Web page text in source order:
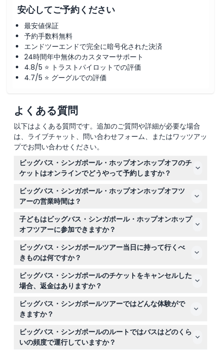
安心してご予約ください
最安値保証
予約手数料無料
エンドツーエンドで完全に暗号化された決済
24時間年中無休のカスタマーサポート
4.8/5 ⭐ トラストパイロットでの評価
4.7/5 ⭐ グーグルでの評価
よくある質問
以下はよくある質問です。追加のご質問や詳細が必要な場合
は、ライブチャット、問い合わせフォーム、またはワッツアッ
プでお問い合わせください。
ビッグバス・シンガポール・ホップオンホップオフのチ
ケットはオンラインでどうやって予約しますか？
このウェブサイトで簡単にチケットをオンライン予約でき
ます。希望のチケットタイプと日付を選択し、安全なチェ
ックアウトを完了して予約を確定してください。
ビッグバス・シンガポール・ホップオンホップオフツ
アーの営業時間は？
イエローライン（シティルート）は午前9時30分から午後
5時15分まで運行し、レッドライン（ヘリテージルート）
は午前9時40分から午後5時5分まで運行します。ナイト
ツアーは午後6時15分出発で、集合場所には午後5時30分
までにお越しください（変更の可能性がありますので、予
子どもはビッグバス・シンガポール・ホップオンホップ
オフツアーに参加できますか？
はい！2歳未満の子どもは無料ですが座席はありません。
16歳未満の子どもは保護者の有料参加者と一緒にツアーに
参加しなければなりません。
ビッグバス・シンガポールツアー当日に持って行くべ
きものは何ですか？
快適な服装、帽子や日焼け止めなどの日よけ具、写真用の
カメラ、そして搭乗をスムーズにするため予約確認書をお
持ちください。
ビッグバス・シンガポールのチケットをキャンセルした
場合、返金はありますか？
いいえ、ビッグバス・シンガポールのチケットは返金不可
で、いかなる場合もキャンセルできません。予約前に予定
を確実にご確認ください。
ビッグバス・シンガポールツアーではどんな体験がで
きますか？
マリーナベイサンズ、ガーデンズ・バイ・ザ・ベイ、オー
チャードロードなどの主要な観光地をカバーする2つのメ
インルートで、ホップオンホップオフを無制限に楽しめま
ビッグバス・シンガポールのルートではバスはどのくら
いの頻度で運行していますか？